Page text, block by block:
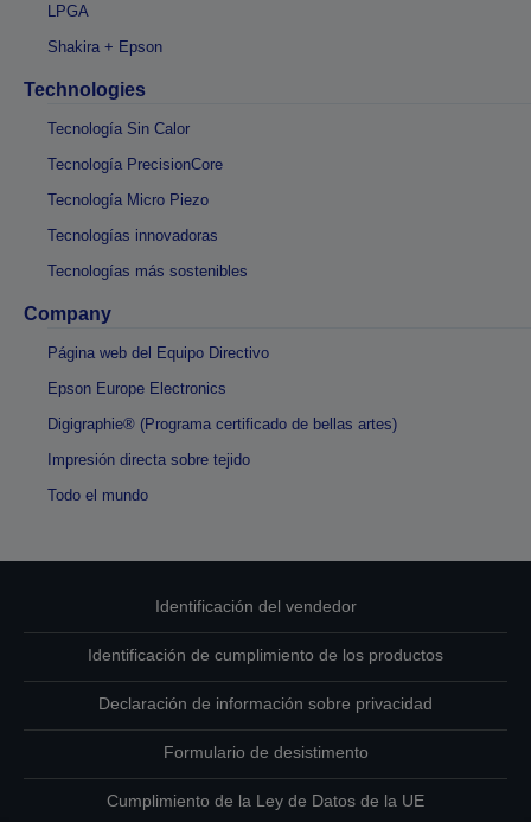
LPGA
Shakira + Epson
Technologies
Tecnología Sin Calor
Tecnología PrecisionCore
Tecnología Micro Piezo
Tecnologías innovadoras
Tecnologías más sostenibles
Company
Página web del Equipo Directivo
Epson Europe Electronics
Digigraphie® (Programa certificado de bellas artes)
Impresión directa sobre tejido
Todo el mundo
Identificación del vendedor
Identificación de cumplimiento de los productos
Declaración de información sobre privacidad
Formulario de desistimento
Cumplimiento de la Ley de Datos de la UE